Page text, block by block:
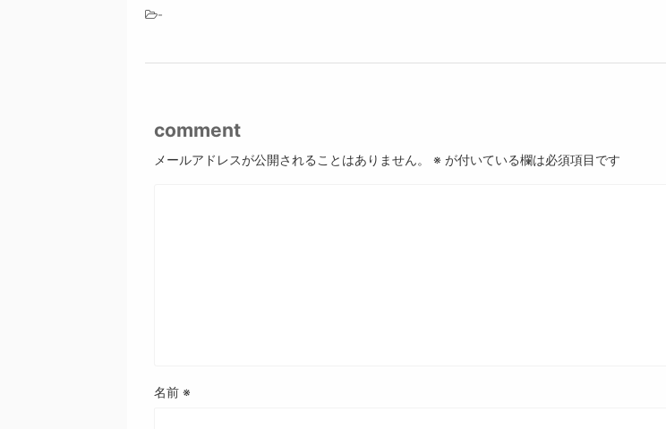
-
comment
メールアドレスが公開されることはありません。 ※ が付いている欄は必須項目です
名前 ※